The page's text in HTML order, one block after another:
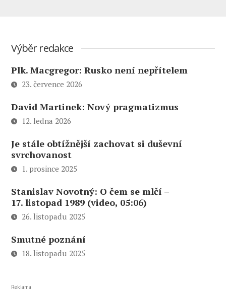
Výběr redakce
Plk. Macgregor: Rusko není nepřítelem
23. července 2026
David Martinek: Nový pragmatizmus
12. ledna 2026
Je stále obtížnější zachovat si duševní
svrchovanost
1. prosince 2025
Stanislav Novotný: O čem se mlčí –
17. listopad 1989 (video, 05:06)
26. listopadu 2025
Smutné poznání
18. listopadu 2025
Reklama